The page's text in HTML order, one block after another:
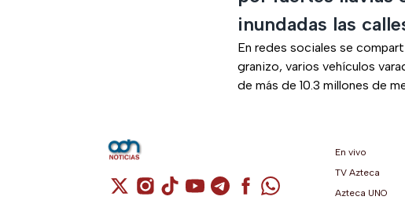
inundadas las
En redes sociales se
granizo, varios vehículos
de más de 10.3 millones de
Cuenta de X / Twitter (se abre en una nueva
Cuenta de Instagram (se abre en una nueva
Cuenta de TikTok (se abre en una nueva
Cuenta de YouTube (se abre en una
Cuenta de Telegram (se abre
Cuenta de Facebook (se
Cuenta de WhatsApp
En vivo
TV Azteca
Azteca UNO